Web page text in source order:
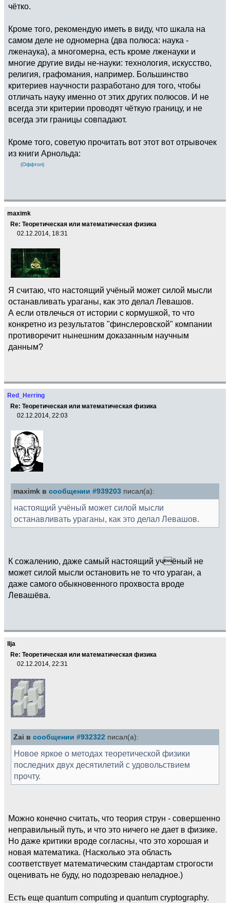
чётко.
Кроме того, рекомендую иметь в виду, что шкала на
самом деле не одномерна (два полюса: наука -
лженаука), а многомерна, есть кроме лженауки и
многие другие виды не-науки: технология, искусство,
религия, графомания, например. Большинство
критериев научности разработано для того, чтобы
отличать науку именно от этих других полюсов. И не
всегда эти критерии проводят чёткую границу, и не
всегда эти границы совпадают.
Кроме того, советую прочитать вот этот вот отрывочек
из книги Арнольда:
(Оффтоп)
maximk
Re: Теоретическая или математическая физика
02.12.2014, 18:31
Я считаю, что настоящий учёный может силой мысли
останавливать ураганы, как это делал Левашов.
А если отвлечься от истории с кормушкой, то что
конкретно из результатов "финслеровской" компании
противоречит нынешним доказанным научным
данным?
Red_Herring
Re: Теоретическая или математическая физика
02.12.2014, 22:03
maximk в сообщении #939203 писал(а):
настоящий учёный может силой мысли
останавливать ураганы, как это делал Левашов.
К сожалению, даже самый настоящий учёный не
может силой мысли остановить не то что ураган, а
даже самого обыкновенного прохвоста вроде
Левашёва.
Ilja
Re: Теоретическая или математическая физика
02.12.2014, 22:31
Zai в сообщении #932322 писал(а):
Новое яркое о методах теоретической физики
последних двух десятилетий с удовольствием
прочту.
Можно конечно считать, что теория струн - совершенно
неправильный путь, и что это ничего не дает в физике.
Но даже критики вроде согласны, что это хорошая и
новая математика. (Насколько эта область
соответствует математическим стандартам строгости
оценивать не буду, но подозреваю неладное.)
Есть еще quantum computing и quantum cryptography.